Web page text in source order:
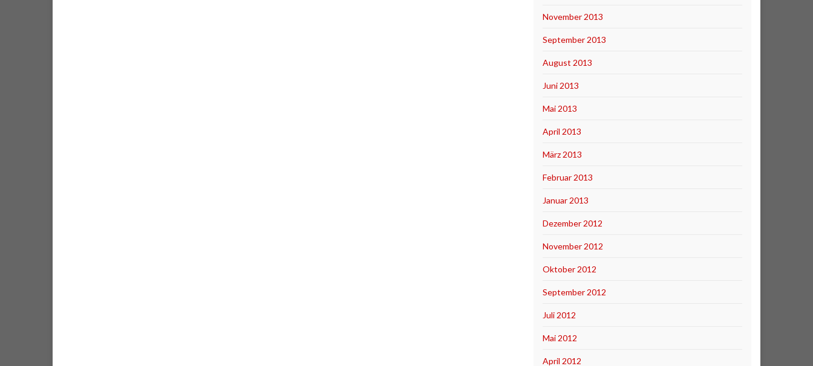
November 2013
September 2013
August 2013
Juni 2013
Mai 2013
April 2013
März 2013
Februar 2013
Januar 2013
Dezember 2012
November 2012
Oktober 2012
September 2012
Juli 2012
Mai 2012
April 2012